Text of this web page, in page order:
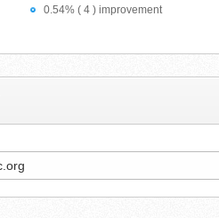
0.54% ( 4 ) improvement